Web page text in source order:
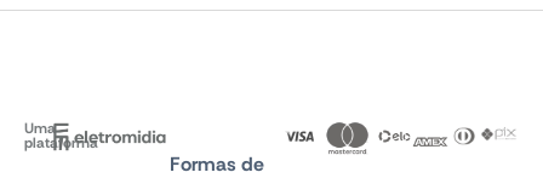
Uma
plataforma
Formas de